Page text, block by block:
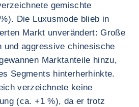
gemischte
Die Luxusmode blieb in
Markt unverändert: Große
und aggressive chinesische
Marktanteile hinzu,
Segments hinterherhinkte.
verzeichnete keine
(ca. +1 %), da er trotz